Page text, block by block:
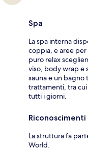
Spa
La spa interna
coppia, e aree
puro relax
viso, body wrap e
sauna e un bagno
trattamenti, tra
tutti i giorni.
La struttura fa
World.